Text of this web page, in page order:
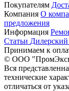
Покупателям
Компания О
предложения
Информация
Статьи Дилерский
Принимаем к
© ООО
Вся
технические
отличаться от